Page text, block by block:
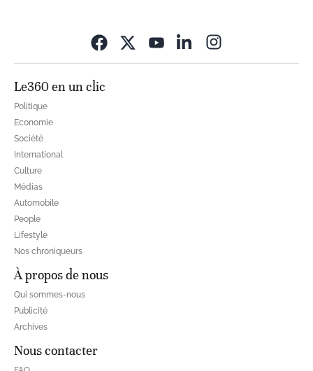
Le360 en un clic
Politique
Economie
Société
International
Culture
Médias
Automobile
People
Lifestyle
Nos chroniqueurs
À propos de nous
Qui sommes-nous
Publicité
Archives
Nous contacter